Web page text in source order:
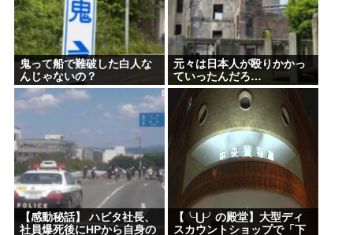
鬼って船で難破した白人な
んじゃないの？
元々は日本人が殴りかかっ
ていったんだろ…
【感動秘話】 ハビタ社長、
社員爆死後にHPから自身の
【╰⋃╯の殿堂】大型ディ
スカウントショップで「下